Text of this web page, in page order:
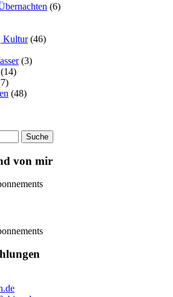
(6)
Kultur(46)
(3)
(14)
(48)
von mir